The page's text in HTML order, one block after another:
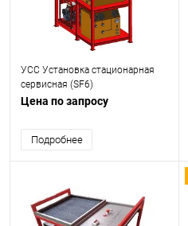
УСС Установка стационарная
сервисная (SF6)
Цена по запросу
Подробнее